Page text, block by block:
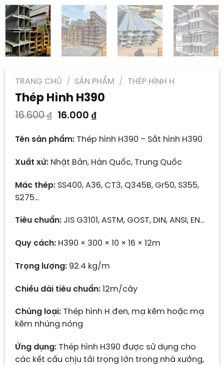
TRANG CHỦ / SẢN PHẨM / THÉP HÌNH H
Thép Hình H390
16.600₫
Giá
là:
16.600 ₫.
16.000 ₫Giá
tại
là:
Tên sản phẩm:Thép hình H390 – Sắt hình H390
Xuất xứ:Nhật Bản, Hàn Quốc, Trung Quốc
Mác thép:SS400, A36, CT3, Q345B, Gr50, S355,
S275…
Tiêu chuẩn:JIS G3101, ASTM, GOST, DIN, ANSI, EN…
Quy cách:H390 × 300 × 10 × 16 × 12m
Trọng lượng:92.4 kg/m
Chiều dài tiêu chuẩn:12m/cây
Chủng loại:Thép hình H đen, mạ kẽm hoặc mạ
kẽm nhúng nóng
Ứng dụng:Thép hình H390 được sử dụng cho
các kết cấu chịu tải trọng lớn trong nhà xưởng,